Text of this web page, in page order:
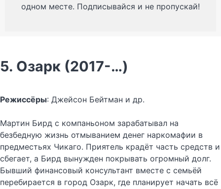
одном месте. Подписывайся и не пропускай!
5. Озарк (2017-…)
Режиссёры: Джейсон Бейтман и др.
Мартин Бирд с компаньоном зарабатывал на
безбедную жизнь отмыванием денег наркомафии в
предместьях Чикаго. Приятель крадёт часть средств и
сбегает, а Бирд вынужден покрывать огромный долг.
Бывший финансовый консультант вместе с семьёй
перебирается в город Озарк, где планирует начать всё